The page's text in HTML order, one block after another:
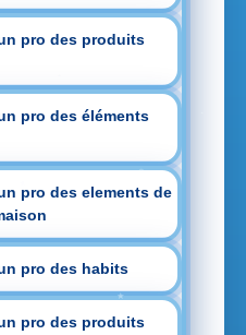
pro des produits
pro des éléments
pro des elements de
pro des habits
pro des produits